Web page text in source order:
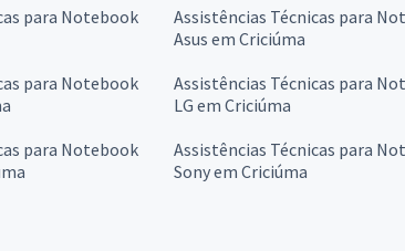
para Notebook
Assistências Técnicas para
Asus em Criciúma
para Notebook
Assistências Técnicas para
LG em Criciúma
para Notebook
Assistências Técnicas para
Sony em Criciúma